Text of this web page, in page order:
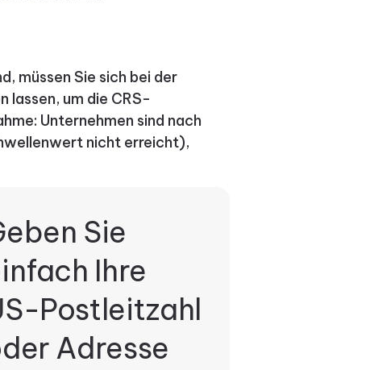
müssen Sie sich bei der
lassen, um die CRS-
Unternehmen sind nach
nicht erreicht),
Sie
Ihre
Postleitzahl
Adresse